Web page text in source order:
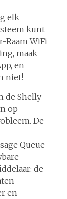
elk
kunt
Raam WiFi
maak
en
niet!
de Shelly
op
De
Queue
de
en